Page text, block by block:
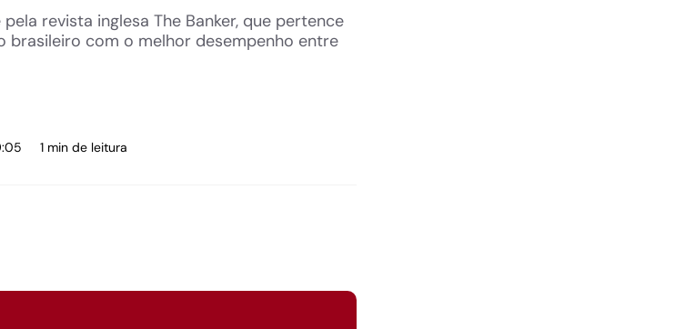
revista inglesa The Banker, que pertence
brasileiro com o melhor desempenho entre
1 min de leitura